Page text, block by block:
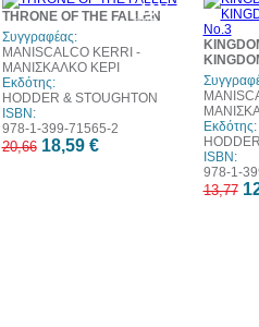
10%
έκπτωση
THRONE OF THE FALLEN
Συγγραφέας:
MANISCALCO KERRI -
ΜΑΝΙΣΚΑΛΚΟ ΚΕΡΙ
Εκδότης:
HODDER & STOUGHTON
ISBN:
978-1-399-71565-2
20,66 18,59 €
Εκδότης:
ISBN:
978-1-
13,77